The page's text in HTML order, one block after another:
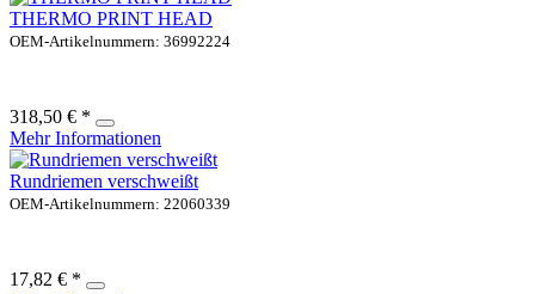
THERMO PRINT HEAD
OEM-Artikelnummern: 36992224
318,50 € *
Mehr Informationen
Rundriemen verschweißt
OEM-Artikelnummern: 22060339
17,82 € *